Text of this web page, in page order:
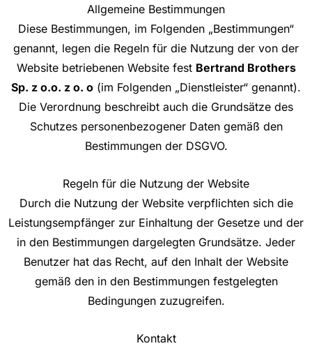
Allgemeine Bestimmungen
Diese Bestimmungen, im Folgenden „Bestimmungen“
genannt, legen die Regeln für die Nutzung der von der
Website betriebenen Website fest Bertrand Brothers
Sp. z o.o. z o. o (im Folgenden „Dienstleister“ genannt).
Die Verordnung beschreibt auch die Grundsätze des
Schutzes personenbezogener Daten gemäß den
Bestimmungen der DSGVO.
Regeln für die Nutzung der Website
Durch die Nutzung der Website verpflichten sich die
Leistungsempfänger zur Einhaltung der Gesetze und der
in den Bestimmungen dargelegten Grundsätze. Jeder
Benutzer hat das Recht, auf den Inhalt der Website
gemäß den in den Bestimmungen festgelegten
Bedingungen zuzugreifen.
Kontakt